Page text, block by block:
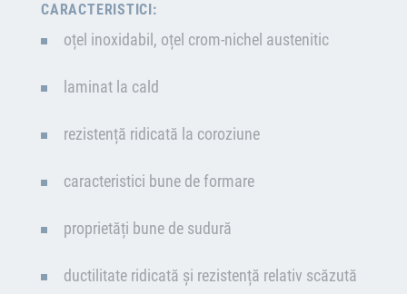
CARACTERISTICI:
oțel inoxidabil, oțel crom-nichel austenitic
laminat la cald
rezistență ridicată la coroziune
caracteristici bune de formare
proprietăți bune de sudură
ductilitate ridicată și rezistență relativ scăzută